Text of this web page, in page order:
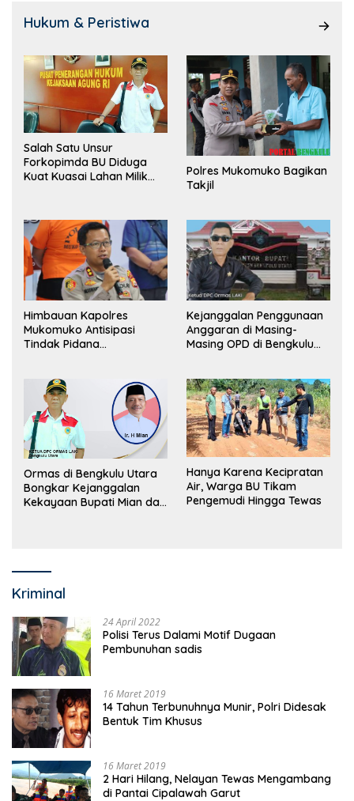
Hukum & Peristiwa
Salah Satu Unsur
Forkopimda BU Diduga
Kuat Kuasai Lahan Milik
Polres Mukomuko Bagikan
Takjil
Himbauan Kapolres
Mukomuko Antisipasi
Tindak Pidana
Kejanggalan Penggunaan
Anggaran di Masing-
Masing OPD di Bengkulu
Ormas di Bengkulu Utara
Bongkar Kejanggalan
Kekayaan Bupati Mian dan
Hanya Karena Kecipratan
Air, Warga BU Tikam
Pengemudi Hingga Tewas
Kriminal
24 April 2022
Polisi Terus Dalami Motif Dugaan
Pembunuhan sadis
16 Maret 2019
14 Tahun Terbunuhnya Munir, Polri Didesak
Bentuk Tim Khusus
16 Maret 2019
2 Hari Hilang, Nelayan Tewas Mengambang
di Pantai Cipalawah Garut